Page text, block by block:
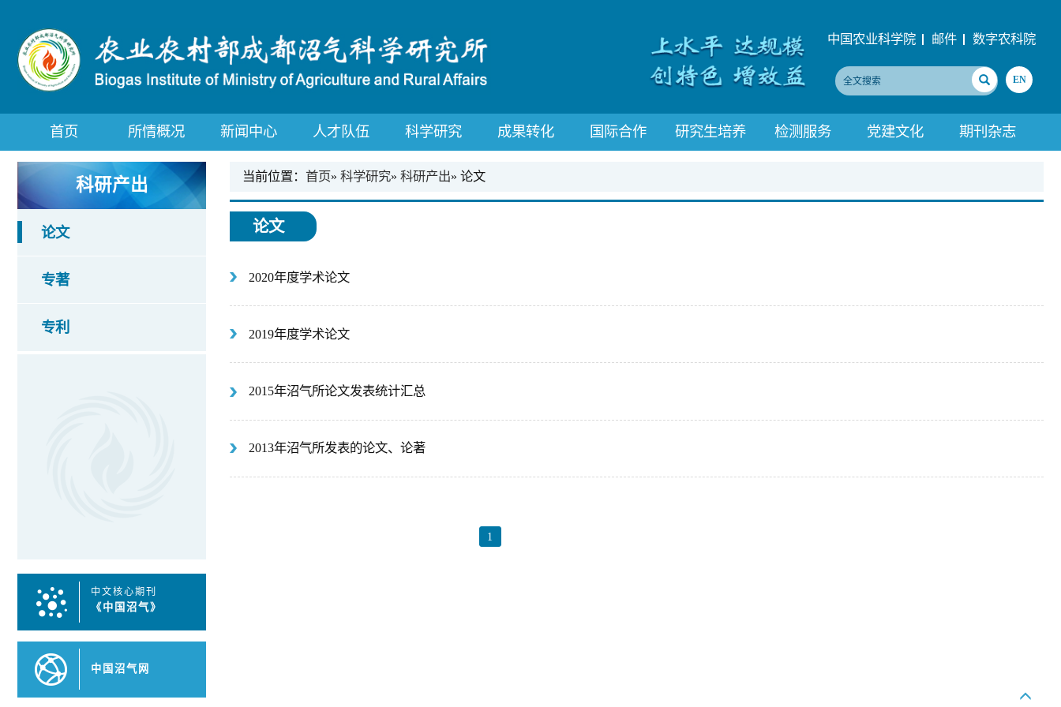
中国农业科学院 邮件 数字农科院
EN
首页 所情概况 新闻中心 人才队伍 科学研究 成果转化 国际合作 研究生培养 检测服务 党建文化 期刊杂志
科研产出
论文
专著
专利
中文核心期刊
《中国沼气》
中国沼气网
当前位置：首页»科学研究»科研产出» 论文
论文
2020年度学术论文
2019年度学术论文
2015年沼气所论文发表统计汇总
2013年沼气所发表的论文、论著
1